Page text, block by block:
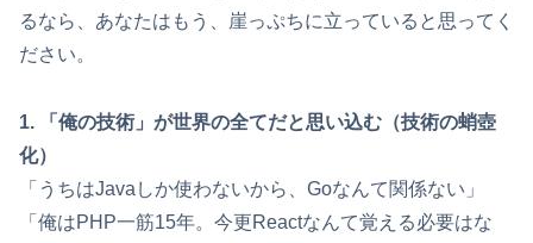
るなら、あなたはもう、崖っぷちに立っていると思ってく
ださい。
1. 「俺の技術」が世界の全てだと思い込む（技術の蛸壺
化）
「うちはJavaしか使わないから、Goなんて関係ない」
「俺はPHP一筋15年。今更Reactなんて覚える必要はな